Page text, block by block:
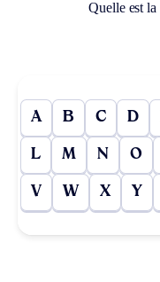
Quelle est
A B C D
L M N O
V W X Y